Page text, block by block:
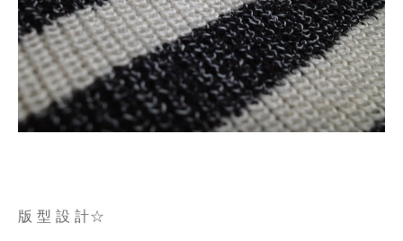
版 型 設 計☆